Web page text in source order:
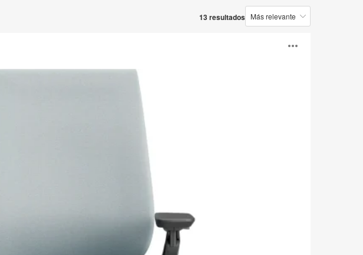
13 resultados
Abrir